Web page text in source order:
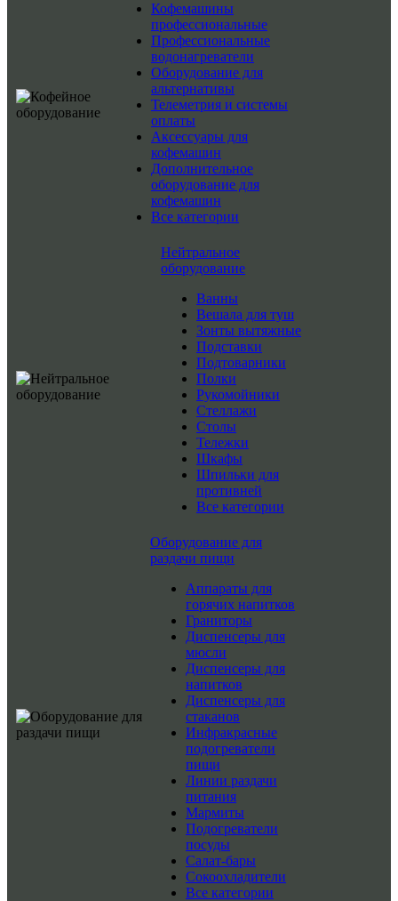
Кофемашины
профессиональные
Профессиональные
водонагреватели
Оборудование для
альтернативы
Телеметрия и системы
оплаты
Аксессуары для
кофемашин
Дополнительное
оборудование для
кофемашин
Все категории
Нейтральное
оборудование
Ванны
Вешала для туш
Зонты вытяжные
Подставки
Подтоварники
Полки
Рукомойники
Стеллажи
Столы
Тележки
Шкафы
Шпильки для
противней
Все категории
Оборудование для
раздачи пищи
Аппараты для
горячих напитков
Граниторы
Диспенсеры для
мюсли
Диспенсеры для
напитков
Диспенсеры для
стаканов
Инфракрасные
подогреватели
пищи
Линии раздачи
питания
Мармиты
Подогреватели
посуды
Салат-бары
Сокоохладители
Все категории